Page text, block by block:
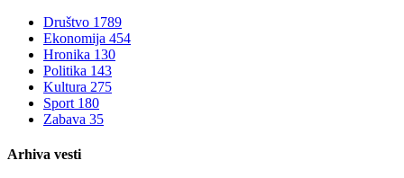
Društvo 1789
Ekonomija 454
Hronika 130
Politika 143
Kultura 275
Sport 180
Zabava 35
Arhiva vesti